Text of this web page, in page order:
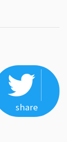
share